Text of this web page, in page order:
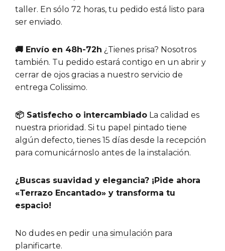
taller. En sólo 72 horas, tu pedido está listo para
ser enviado.
🚚 Envío en 48h-72h ¿Tienes prisa? Nosotros
también. Tu pedido estará contigo en un abrir y
cerrar de ojos gracias a nuestro servicio de
entrega Colissimo.
📦 Satisfecho o intercambiado La calidad es
nuestra prioridad. Si tu papel pintado tiene
algún defecto, tienes 15 días desde la recepción
para comunicárnoslo antes de la instalación.
¿Buscas suavidad y elegancia? ¡Pide ahora
«Terrazo Encantado» y transforma tu
espacio!
No dudes en pedir una simulación para
planificarte.